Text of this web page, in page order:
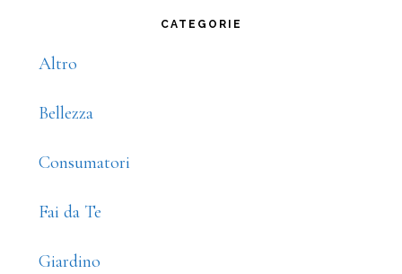
Sidebar
CATEGORIE
Altro
Bellezza
Consumatori
Fai da Te
Giardino